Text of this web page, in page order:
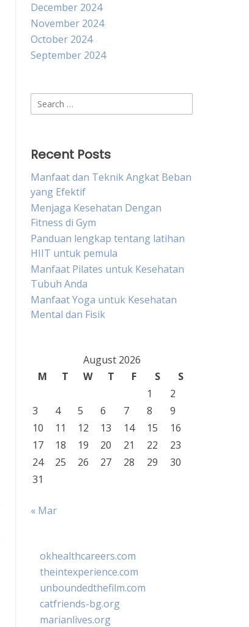
December 2024
November 2024
October 2024
September 2024
Search
for:
Recent Posts
Manfaat dan Teknik Angkat Beban
yang Efektif
Menjaga Kesehatan Dengan
Fitness di Gym
Panduan lengkap tentang latihan
HIIT untuk pemula
Manfaat Pilates untuk Kesehatan
Tubuh Anda
Manfaat Yoga untuk Kesehatan
Mental dan Fisik
August 2026
M
T W T F S
S
1
2
3
4 5 6 7 8
9
10
11 12 13 14 15
16
17
18 19 20 21 22
23
24
25 26 27 28 29
30
31
« Mar
okhealthcareers.com
theintexperience.com
unboundedthefilm.com
catfriends-bg.org
marianlives.org